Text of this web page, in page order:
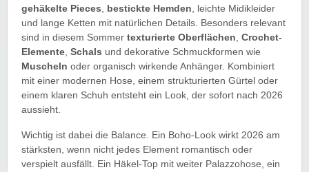
gehäkelte Pieces
bestickte Hemden , leichte Midikleider
und lange Ketten mit natürlichen Details. Besonders relevant
sind in diesem Sommer texturierte Oberflächen Crochet-
Elemente Schals und dekorative Schmuckformen wie
Muscheln oder organisch wirkende Anhänger. Kombiniert
mit einer modernen Hose, einem strukturierten Gürtel oder
einem klaren Schuh entsteht ein Look, der sofort nach 2026
aussieht.
Wichtig ist dabei die Balance. Ein Boho-Look wirkt 2026 am
stärksten, wenn nicht jedes Element romantisch oder
verspielt ausfällt. Ein Häkel-Top mit weiter Palazzohose, ein